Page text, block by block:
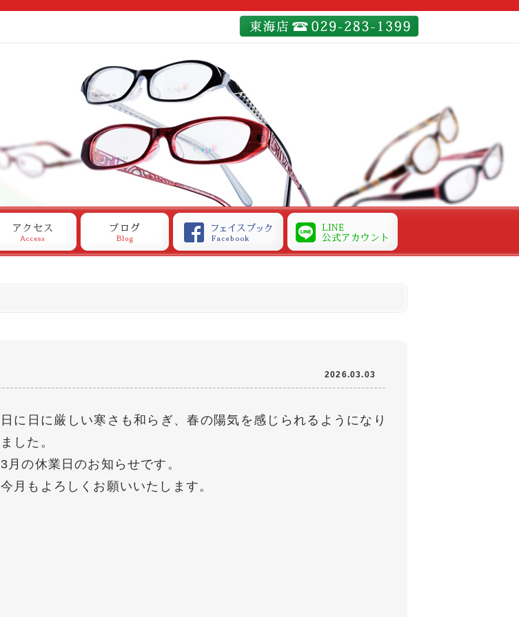
アクセス ブログ
メガネパレスのフェイスブ
ックページ
メガネパレスのLINE公式ア
カウント
2026.03.03
日に日に厳しい寒さも和らぎ、春の陽気を感じられるようになり
ました。
3月の休業日のお知らせです。
今月もよろしくお願いいたします。